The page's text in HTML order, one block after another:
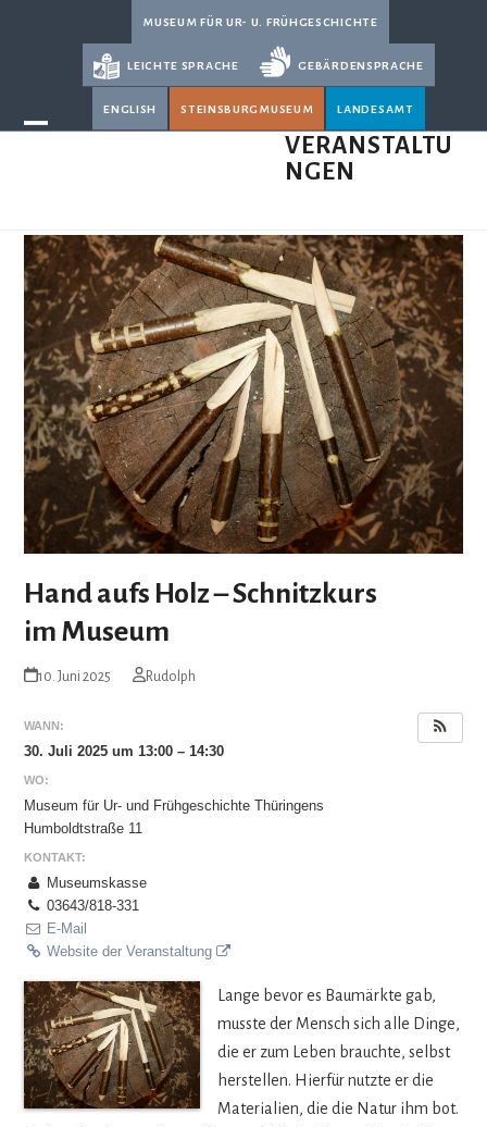
museum für ur- u. frühgeschichte
leichte sprache gebärdensprache
english steinsburgmuseum landesamt
VERANSTALTU
NGEN
Hand aufs Holz – Schnitzkurs
im Museum
10. Juni 2025 Rudolph
WANN:
30. Juli 2025 um 13:00 – 14:30
WO:
Museum für Ur- und Frühgeschichte Thüringens
Humboldtstraße 11
KONTAKT:
Museumskasse
03643/818-331
E-Mail
Website der Veranstaltung
Lange bevor es Bau­märkte gab,
musste der Mensch sich alle Dinge,
die er zum Leben brauchte, selbst
her­stel­len. Hier­für nutzte er die
Mate­ria­lien, die die Natur ihm bot.